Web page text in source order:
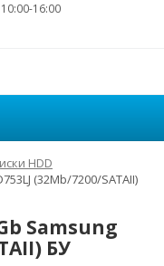
10:00-16:00
HDD
(32Mb/7200/SATAII)
Samsung
БУ